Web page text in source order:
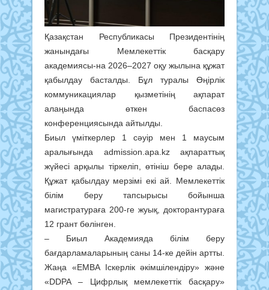
Қазақстан Республикасы Президентінің
жанындағы Мемлекеттік басқару
академиясы-на 2026–2027 оқу жылына құжат
қабылдау басталды. Бұл туралы Өңірлік
коммуникациялар қызметінің ақпарат
алаңында өткен баспасөз
конференциясында айтылды.
Биыл үміткерлер 1 сәуір мен 1 маусым
аралығында admission.apa.kz ақпараттық
жүйесі арқылы тіркеліп, өтініш бере алады.
Құжат қабылдау мерзімі екі ай. Мемлекеттік
білім беру тапсырысы бойынша
магистратураға 200-ге жуық, докторантураға
12 грант бөлінген.
– Биыл Академияда білім беру
бағдарламаларының саны 14-ке дейін артты.
Жаңа «EMBA Іскерлік әкімшілендіру» және
«DDPA – Цифрлық мемлекеттік басқару»